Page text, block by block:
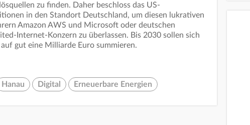
zu finden. Daher beschloss das US-
in den Standort Deutschland, um diesen lukrativen
Amazon AWS und Microsoft oder deutschen
Internet-Konzern zu überlassen. Bis 2030 sollen sich
gut eine Milliarde Euro summieren.
Hanau Digital Erneuerbare Energien